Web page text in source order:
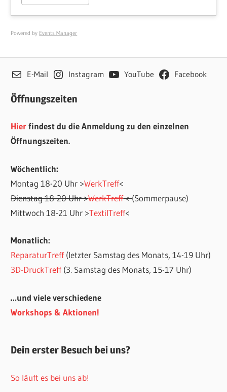
Powered by Events Manager
E-Mail Instagram YouTube Facebook
Öffnungszeiten
Hierfindest du die Anmeldung zu den einzelnen
Öffnungszeiten.
Wöchentlich:
Montag 18-20 Uhr >WerkTreff<
Dienstag 18-20 Uhr >WerkTreff<(Sommerpause)
Mittwoch 18-21 Uhr >TextilTreff<
Monatlich:
ReparaturTreff(letzter Samstag des Monats, 14-19 Uhr)
3D-DruckTreff(3. Samstag des Monats, 15-17 Uhr)
…und viele verschiedene
Workshops & Aktionen!
Dein erster Besuch bei uns?
So läuft es bei uns ab!